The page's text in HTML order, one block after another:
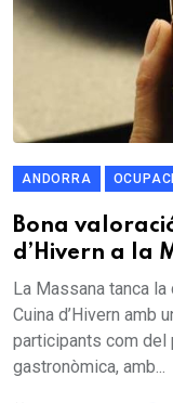
ANDORRA
Bona
d’Hivern a la
La Massana tanca
Cuina d’Hivern amb
participants com del
gastronòmica, amb...